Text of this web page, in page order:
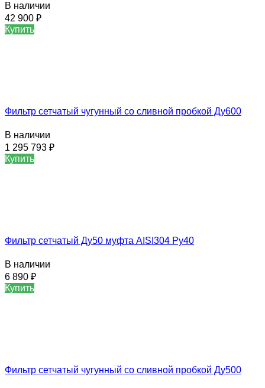
В наличии
42 900 ₽
Купить
Фильтр сетчатый чугунный со сливной пробкой Ду600
В наличии
1 295 793 ₽
Купить
Фильтр сетчатый Ду50 муфта AISI304 Ру40
В наличии
6 890 ₽
Купить
Фильтр сетчатый чугунный со сливной пробкой Ду500